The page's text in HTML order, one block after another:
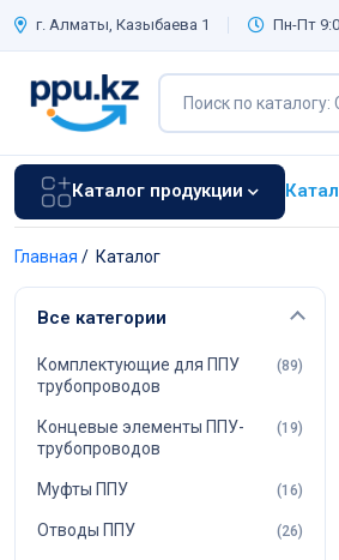
г. Алматы, Казыбаева 1 Пн-Пт
Каталог продукции
Главная / Каталог
Все категории
Комплектующие для ППУ
трубопроводов
(89)
Концевые элементы ППУ-
трубопроводов
(19)
Муфты ППУ (16)
Отводы ППУ (26)